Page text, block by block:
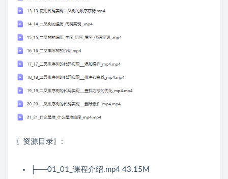
〖资源目录〗:
├──01_01_课程介绍.mp4 43.15M